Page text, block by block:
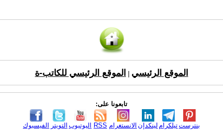
الموقع الرئيسي الموقع الرئيسي للكاتب-ة
تابعونا على:
الفيسبوك التويتر اليوتيوب RSS الانستغرام لينكدإن تيلكرامبنترست